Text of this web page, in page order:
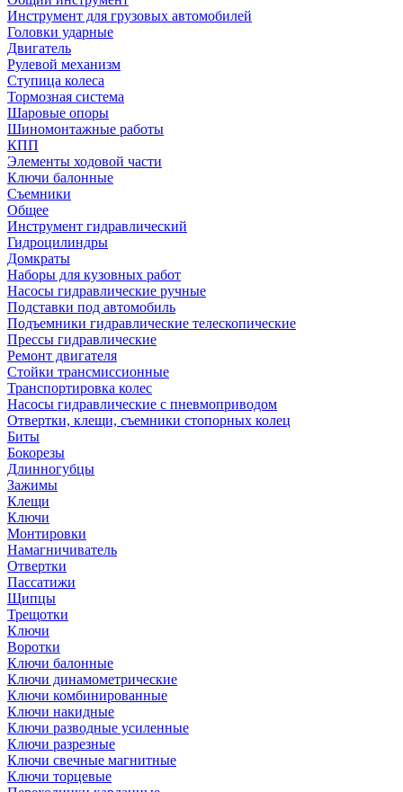
Инструмент для грузовых автомобилей
Головки ударные
Двигатель
Рулевой механизм
Ступица колеса
Тормозная система
Шаровые опоры
Шиномонтажные работы
КПП
Элементы ходовой части
Ключи балонные
Съемники
Общее
Инструмент гидравлический
Гидроцилиндры
Домкраты
Наборы для кузовных работ
Насосы гидравлические ручные
Подставки под автомобиль
Подъемники гидравлические телескопические
Прессы гидравлические
Ремонт двигателя
Стойки трансмиссионные
Транспортировка колес
Насосы гидравлические с пневмоприводом
Отвертки, клещи, съемники стопорных колец
Биты
Бокорезы
Длинногубцы
Зажимы
Клещи
Ключи
Монтировки
Намагничиватель
Отвертки
Пассатижи
Щипцы
Трещотки
Ключи
Воротки
Ключи балонные
Ключи динамометрические
Ключи комбинированные
Ключи накидные
Ключи разводные усиленные
Ключи разрезные
Ключи свечные магнитные
Ключи торцевые